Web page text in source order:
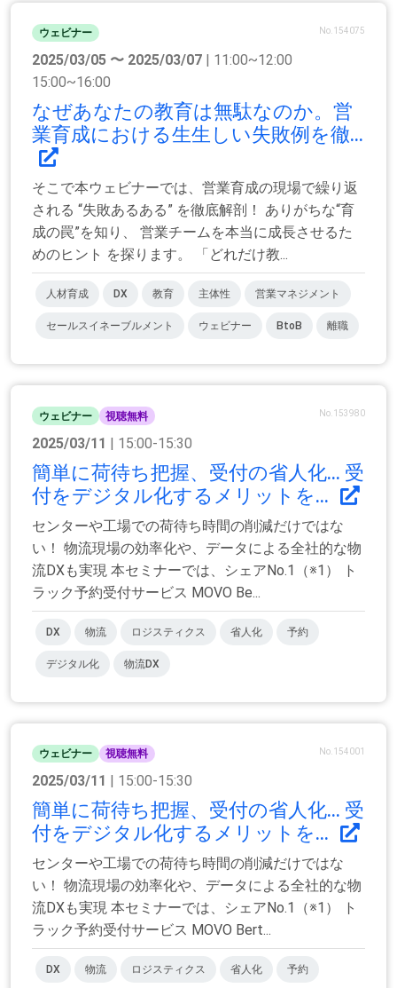
ウェビナー No.154075
2025/03/05 〜 2025/03/07 | 11:00~12:00
15:00~16:00
なぜあなたの教育は無駄なのか。営
業育成における生生しい失敗例を徹...
そこで本ウェビナーでは、営業育成の現場で繰り返
される “失敗あるある” を徹底解剖！ ありがちな“育
成の罠”を知り、 営業チームを本当に成長させるた
めのヒント を探ります。 「どれだけ教...
人材育成 DX 教育 主体性 営業マネジメント
セールスイネーブルメント ウェビナー BtoB 離職
ウェビナー 視聴無料 No.153980
2025/03/11 | 15:00-15:30
簡単に荷待ち把握、受付の省人化... 受
付をデジタル化するメリットを...
センターや工場での荷待ち時間の削減だけではな
い！ 物流現場の効率化や、データによる全社的な物
流DXも実現 本セミナーでは、シェアNo.1（※1） ト
ラック予約受付サービス MOVO Be...
DX 物流 ロジスティクス 省人化 予約
デジタル化 物流DX
ウェビナー 視聴無料 No.154001
2025/03/11 | 15:00-15:30
簡単に荷待ち把握、受付の省人化... 受
付をデジタル化するメリットを...
センターや工場での荷待ち時間の削減だけではな
い！ 物流現場の効率化や、データによる全社的な物
流DXも実現 本セミナーでは、シェアNo.1（※1） ト
ラック予約受付サービス MOVO Bert...
DX 物流 ロジスティクス 省人化 予約